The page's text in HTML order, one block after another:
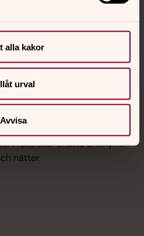
alla kakor
urval
Avvisa
Prata eller chatta anonymt
nätter.